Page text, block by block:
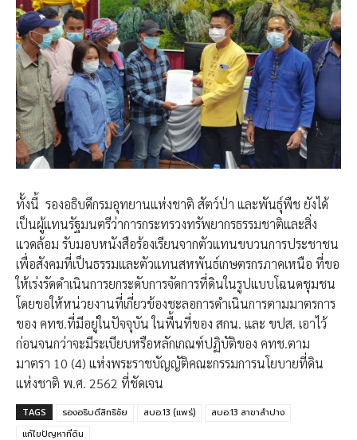
ทั้งนี้ รองอธิบดีกรมอุทยาน​แห่งชาติ​ สัตว์ป่า​ และ​พันธุ์พืช​ ยังได้
เป็นผู้แทนรัฐมนตรีว่าการกระทรวงทรัพยากรธรรมชาติและสิ่ง
แวดล้อม รับมอบหนังสือร้องเรียนจากตัวแทนขบวนการประชาชน
เพื่อสังคมที่เป็นธรรมและตัวแทนสหพันธ์เกษตรกรภาคเหนือ ที่ขอ
ให้เร่งรัดดำเนินการยกระดับการจัดการที่ดินในรูปแบบโฉนดชุมชน
โดยขอให้หน่วยงานที่เกี่ยวข้องชะลอการดำเนินการตามมาตรการ
ของ คทช.ที่มีอยู่ในปัจจุบัน ในพื้นที่ของ สกน. และ ขปส. เอาไว้
ก่อนจนกว่าจะมีระเบียบหรือหลักเกณฑ์ปฏิบัติของ คทช.ตาม
มาตรา 10 (4) แห่งพระราชบัญญัติคณะกรรมการนโยบายที่ดิน
แห่งชาติ พ.ศ. 2562 ที่ชัดเจน
TAGS รองอธิบดีสิทธิชัย สบอ.13 (แพร่)
สบอ.13 สาขาลำปาง
แก้ไขปัญหาที่ดิน